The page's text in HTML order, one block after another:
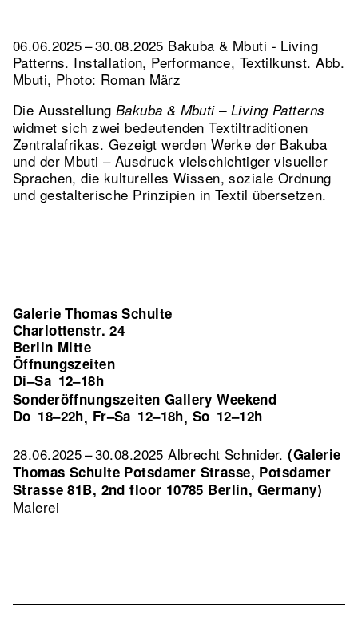
06.06.2025 – 30.08.2025 Bakuba & Mbuti - Living
Patterns. Installation, Performance, Textilkunst.Abb.
Mbuti, Photo: Roman März
Die Ausstellung Bakuba & Mbuti – Living Patterns
widmet sich zwei bedeutenden Textiltraditionen
Zentralafrikas. Gezeigt werden Werke der Bakuba
und der Mbuti – Ausdruck vielschichtiger visueller
Sprachen, die kulturelles Wissen, soziale Ordnung
und gestalterische Prinzipien in Textil übersetzen.
Galerie Thomas Schulte
Charlottenstr. 24
Berlin Mitte
Öffnungszeiten
Di–Sa 12–18h
Sonderöffnungszeiten Gallery Weekend
Do 18–22h, Fr–Sa 12–18h, So 12–12h
28.06.2025 – 30.08.2025 Albrecht Schnider.(Galerie
Thomas Schulte Potsdamer Strasse, Potsdamer
Strasse 81B, 2nd floor 10785 Berlin, Germany)
Malerei